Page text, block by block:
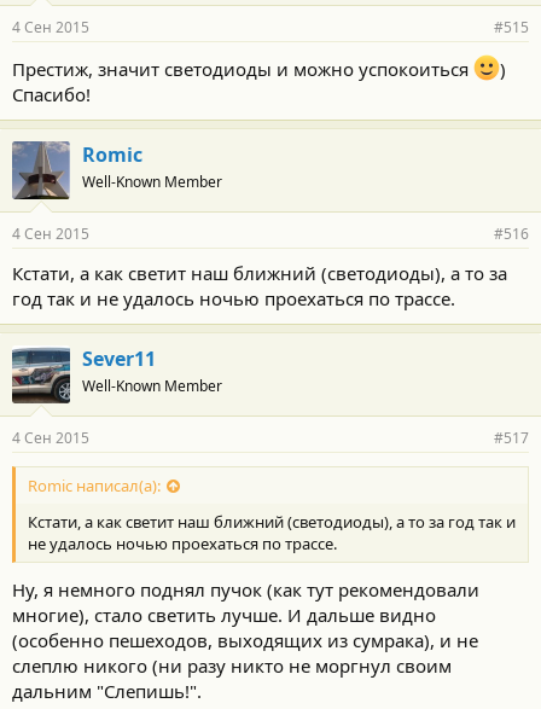
4 Сен 2015 #515
Престиж, значит светодиоды и можно успокоиться
)
Спасибо!
Romic
Well-Known Member
4 Сен 2015 #516
Кстати, а как светит наш ближний (светодиоды), а то за
год так и не удалось ночью проехаться по трассе.
Sever11
Well-Known Member
4 Сен 2015 #517
Romic написал(а):
Кстати, а как светит наш ближний (светодиоды), а то за год так и
не удалось ночью проехаться по трассе.
Ну, я немного поднял пучок (как тут рекомендовали
многие), стало светить лучше. И дальше видно
(особенно пешеходов, выходящих из сумрака), и не
слеплю никого (ни разу никто не моргнул своим
дальним "Слепишь!".